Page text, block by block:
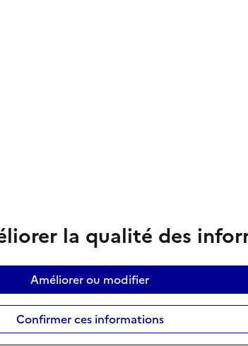
la qualité des
Améliorer ou modifier
Confirmer ces informations